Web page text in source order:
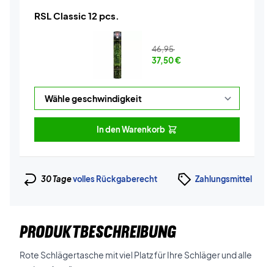
RSL Classic 12 pcs.
46,95
37,50€
In den Warenkorb
30 Tagevolles Rückgaberecht Zahlungsmittel
PRODUKTBESCHREIBUNG
Rote Schlägertasche mit viel Platz für Ihre Schläger und alle